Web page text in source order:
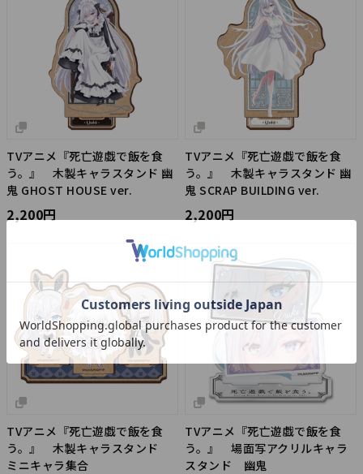
TVアニメ『死亡遊戯で飯を食
う。』 木製キャラスタンド 幽
鬼 GHOST HOUSE ver.
2,200円
TVアニメ『死亡遊戯で飯を食
う。』 木製キャラスタンド 幽
鬼 SCRAP BUILDING ver.
2,200円
TVアニメ『死亡遊戯で飯を食
う。』 木製キャラスタンド
ミニキャラ集合
TVアニメ『死亡遊戯で飯を食
う。』 場面写アクリルキャラ
スタンド 幽鬼